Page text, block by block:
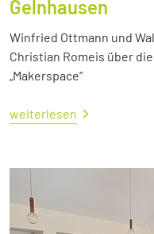
Gelnhausen
Winfried Ottmann und
Christian Romeis über
„Makerspace“
weiterlesen